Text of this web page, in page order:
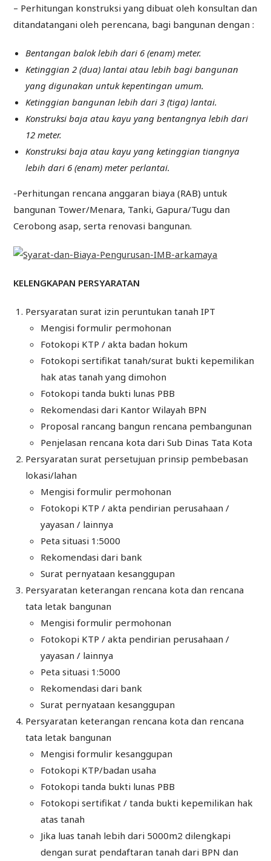
– Perhitungan konstruksi yang dibuat oleh konsultan dan
ditandatangani oleh perencana, bagi bangunan dengan :
Bentangan balok lebih dari 6 (enam) meter.
Ketinggian 2 (dua) lantai atau lebih bagi bangunan
yang digunakan untuk kepentingan umum.
Ketinggian bangunan lebih dari 3 (tiga) lantai.
Konstruksi baja atau kayu yang bentangnya lebih dari
12 meter.
Konstruksi baja atau kayu yang ketinggian tiangnya
lebih dari 6 (enam) meter perlantai.
-Perhitungan rencana anggaran biaya (RAB) untuk
bangunan Tower/Menara, Tanki, Gapura/Tugu dan
Cerobong asap, serta renovasi bangunan.
KELENGKAPAN PERSYARATAN
Persyaratan surat izin peruntukan tanah IPT
Mengisi formulir permohonan
Fotokopi KTP / akta badan hokum
Fotokopi sertifikat tanah/surat bukti kepemilikan
hak atas tanah yang dimohon
Fotokopi tanda bukti lunas PBB
Rekomendasi dari Kantor Wilayah BPN
Proposal rancang bangun rencana pembangunan
Penjelasan rencana kota dari Sub Dinas Tata Kota
Persyaratan surat persetujuan prinsip pembebasan
lokasi/lahan
Mengisi formulir permohonan
Fotokopi KTP / akta pendirian perusahaan /
yayasan / lainnya
Peta situasi 1:5000
Rekomendasi dari bank
Surat pernyataan kesanggupan
Persyaratan keterangan rencana kota dan rencana
tata letak bangunan
Mengisi formulir permohonan
Fotokopi KTP / akta pendirian perusahaan /
yayasan / lainnya
Peta situasi 1:5000
Rekomendasi dari bank
Surat pernyataan kesanggupan
Persyaratan keterangan rencana kota dan rencana
tata letak bangunan
Mengisi formulir kesanggupan
Fotokopi KTP/badan usaha
Fotokopi tanda bukti lunas PBB
Fotokopi sertifikat / tanda bukti kepemilikan hak
atas tanah
Jika luas tanah lebih dari 5000m2 dilengkapi
dengan surat pendaftaran tanah dari BPN dan